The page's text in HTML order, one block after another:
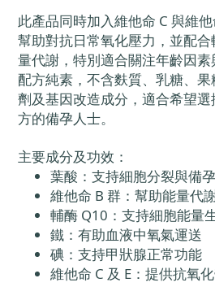
此產品同時加入維他命 C 與維他
幫助對抗日常氧化壓力，並配
量代謝，特別適合關注年齡因素
配方純素，不含麩質、乳糖、
劑及基因改造成分，適合希望
方的備孕人士。
主要成分及功效：
葉酸：支持細胞分裂與備
維他命 B 群：幫助能量代
輔酶 Q10：支持細胞能量
鐵：有助血液中氧氣運送
碘：支持甲狀腺正常功能
維他命 C 及 E：提供抗氧